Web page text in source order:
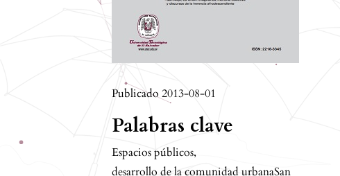
Publicado 2013-08-01
Palabras clave
Espacios públicos,
desarrollo de la comunidad urbanaSan